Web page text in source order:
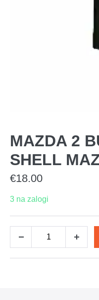
MAZDA 2
SHELL
€18.00
3 na zalogi